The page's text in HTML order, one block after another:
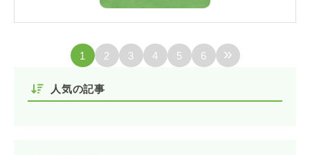
1 2 3 4 5 6 »
人気の記事